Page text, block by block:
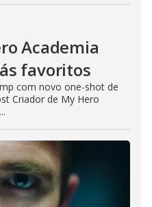
Academia
favoritos
com novo one-shot de
Criador de My Hero